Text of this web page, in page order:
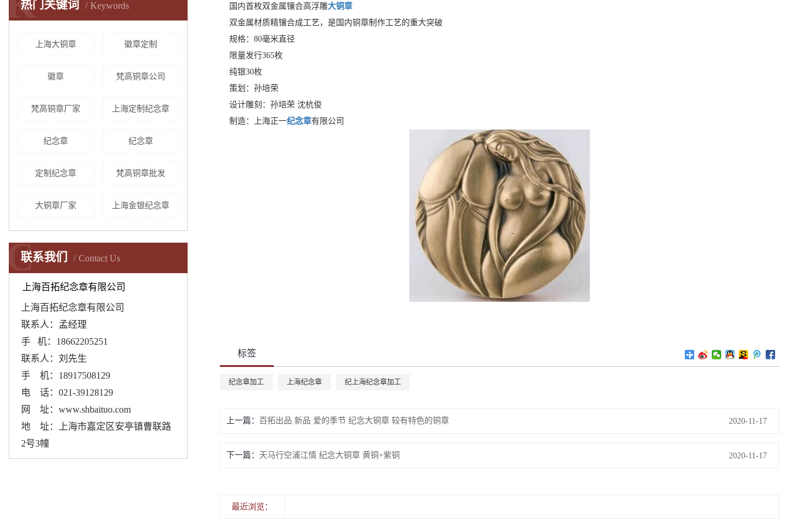
热门关键词 Keywords
上海大铜章 徽章定制
徽章 梵高铜章公司
梵高铜章厂家 上海​定制纪念章
纪念章 ​纪念章
定制纪念章 梵高铜章批发
大铜章厂家 上海金银纪念章
联系我们 Contact Us
C
上海百拓纪念章有限公司
上海百拓纪念章有限公司
联系人：孟经理
手 机：18662205251
联系人：刘先生
手 机：18917508129
电 话：021-39128129
网 址：www.shbaituo.com
地 址：上海市嘉定区安亭镇曹联路
2号3幢
国内首枚双金属镶合高浮雕大铜章
双金属材质精镶合成工艺，是国内铜章制作工艺的重大突破
规格：80毫米直径
限量发行365枚
纯银30枚
策划：孙培荣
设计雕刻：孙培荣 沈杭俊
制造：上海正一纪念章有限公司
标签
纪念章加工 上海纪念章 纪上海纪念章加工
上一篇： 百拓出品 新品 爱的季节 纪念大铜章 较有特色的铜章 2020-11-17
下一篇： 天马行空浦江情 纪念大铜章 黄铜+紫铜 2020-11-17
最近浏览：